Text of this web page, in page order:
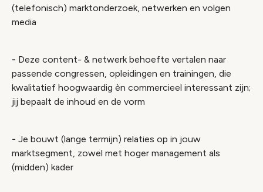
(telefonisch) marktonderzoek, netwerken en volgen
media
- Deze content- & netwerk behoefte vertalen naar
passende congressen, opleidingen en trainingen, die
kwalitatief hoogwaardig èn commercieel interessant zijn;
jij bepaalt de inhoud en de vorm
- Je bouwt (lange termijn) relaties op in jouw
marktsegment, zowel met hoger management als
(midden) kader